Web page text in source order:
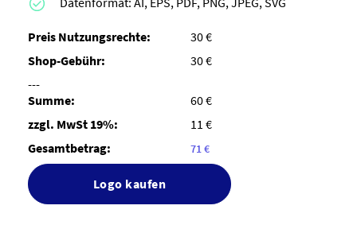
Preis Nutzungsrechte:
30 €
Shop-Gebühr:
30 €
---
Summe:
60 €
zzgl. MwSt 19%:
11 €
Gesamtbetrag:
71 €
Logo kaufen